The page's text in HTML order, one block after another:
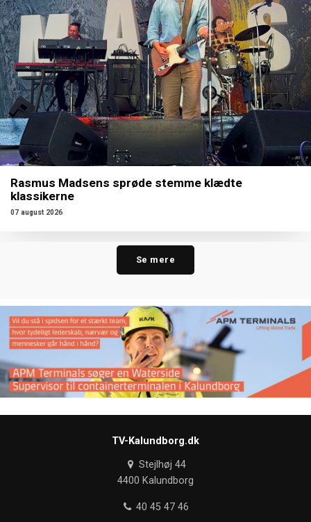
Rasmus Madsens sprøde stemme klædte
klassikerne
07 august 2026
Se mere
TV-Kalundborg.dk
Stejlhøj 44
4400 Kalundborg
40 45 47 46